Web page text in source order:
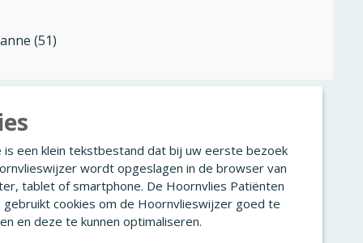
(51)
is een klein tekstbestand dat bij uw eerste bezoek
wordt opgeslagen in de browser van
tablet of smartphone. De Hoornvlies Patiënten
gebruikt cookies om de Hoornvlieswijzer goed te
en deze te kunnen optimaliseren.